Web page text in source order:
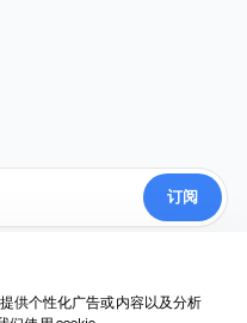
订阅
供个性化广告或内容以及分析